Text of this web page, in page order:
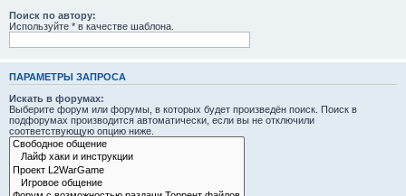
Поиск по автору:
Используйте * в качестве шаблона.
ПАРАМЕТРЫ ЗАПРОСА
Искать в форумах:
Выберите форум или форумы, в которых будет произведён поиск. Поиск в
подфорумах производится автоматически, если вы не отключили
соответствующую опцию ниже.